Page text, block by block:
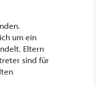
um ein
Eltern
sind für